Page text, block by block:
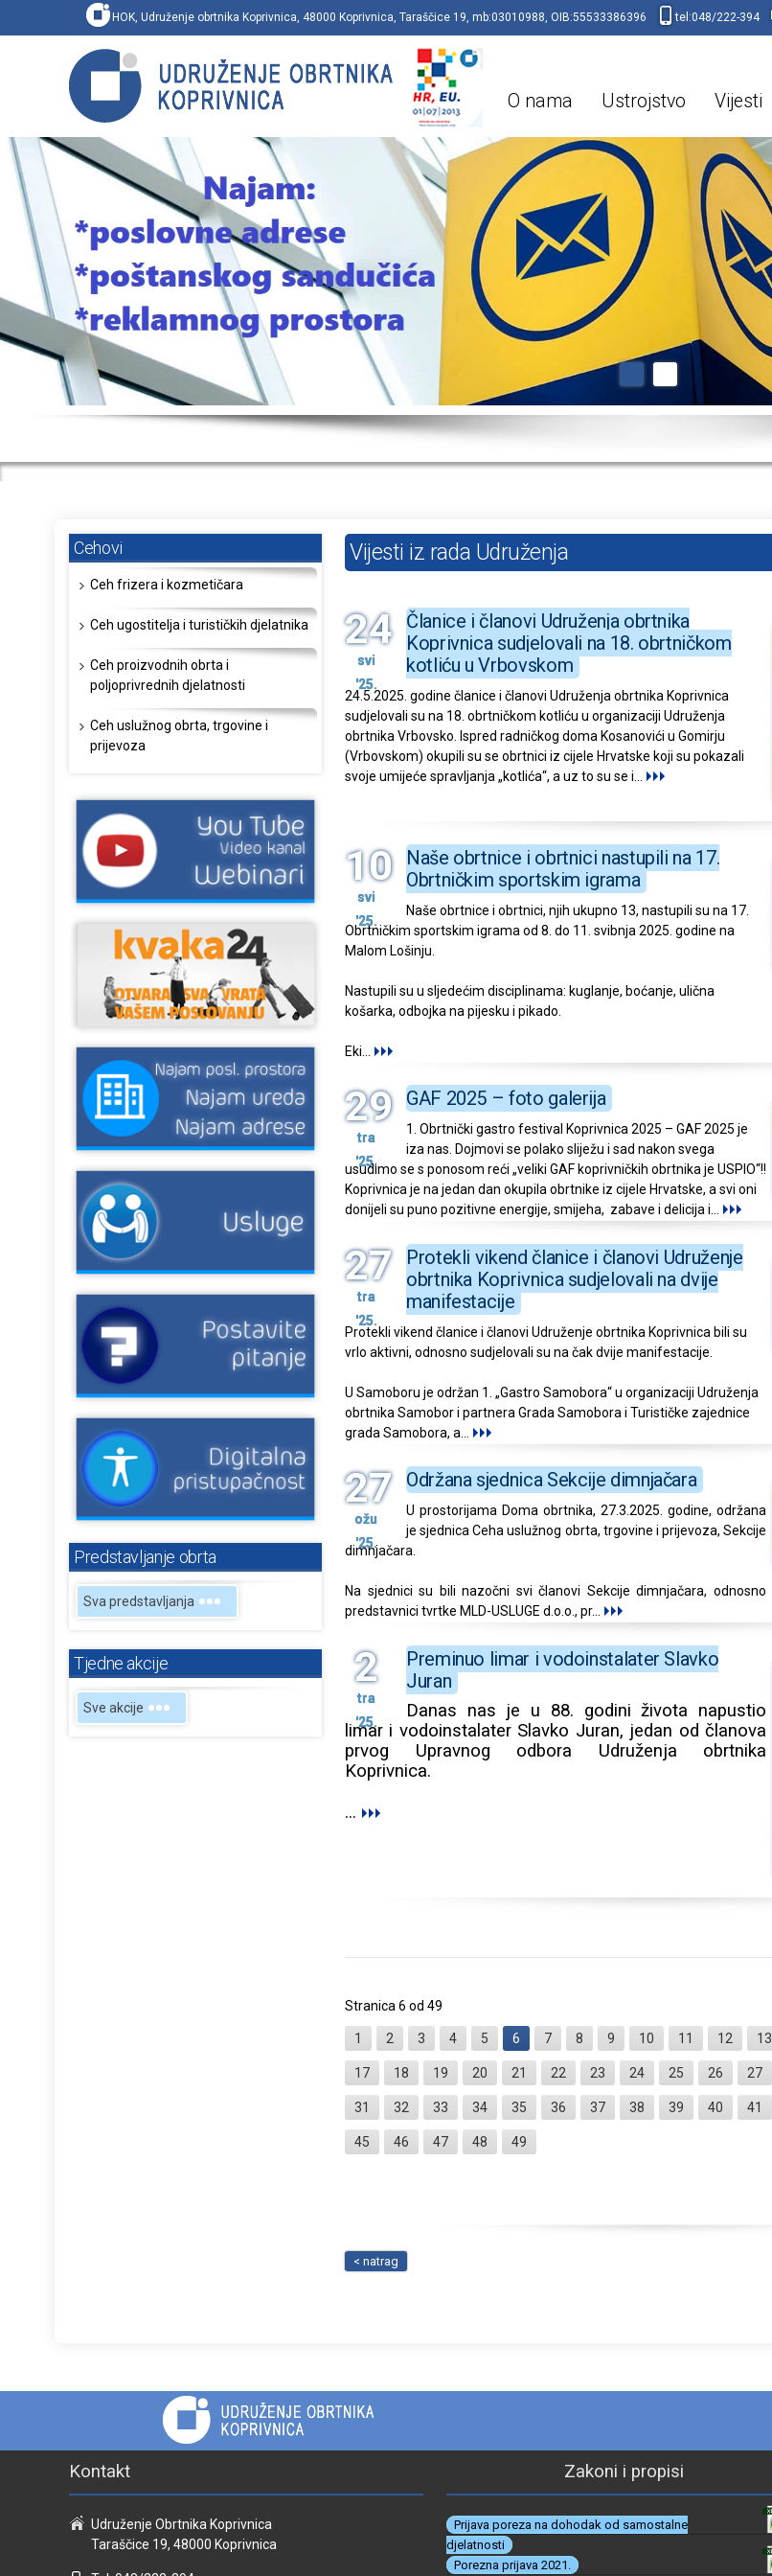
HOK, Udruženje obrtnika Koprivnica, 48000 Koprivnica, Taraščice 19, mb:03010988, OIB:55533386396 tel:048/222-394
O nama Ustrojstvo Vijesti
Cehovi
Ceh frizera i kozmetičara
Ceh ugostitelja i turističkih djelatnika
Ceh proizvodnih obrta i
poljoprivrednih djelatnosti
Ceh uslužnog obrta, trgovine i
prijevoza
Predstavljanje obrta
Sva predstavljanja
Tjedne akcije
Sve akcije
Vijesti iz rada Udruženja
24
svi
'25.
Članice i članovi Udruženja obrtnika
Koprivnica sudjelovali na 18. obrtničkom
kotliću u Vrbovskom
24.5.2025. godine članice i članovi Udruženja obrtnika Koprivnica
sudjelovali su na 18. obrtničkom kotliću u organizaciji Udruženja
obrtnika Vrbovsko. Ispred radničkog doma Kosanovići u Gomirju
(Vrbovskom) okupili su se obrtnici iz cijele Hrvatske koji su pokazali
svoje umijeće spravljanja „kotlića“, a uz to su se i...
10
svi
'25.
Naše obrtnice i obrtnici nastupili na 17.
Obrtničkim sportskim igrama
Naše obrtnice i obrtnici, njih ukupno 13, nastupili su na 17.
Obrtničkim sportskim igrama od 8. do 11. svibnja 2025. godine na
Malom Lošinju.
Nastupili su u sljedećim disciplinama: kuglanje, boćanje, ulična
košarka, odbojka na pijesku i pikado.
Eki
29
tra
'25.
GAF 2025 – foto galerija
1. Obrtnički gastro festival Koprivnica 2025 – GAF 2025 je
iza nas. Dojmovi se polako sliježu i sad nakon svega
usudimo se s ponosom reći „veliki GAF koprivničkih obrtnika je USPIO“!!
Koprivnica je na jedan dan okupila obrtnike iz cijele Hrvatske, a svi oni
donijeli su puno pozitivne energije, smijeha, zabave i delicija i...
27
tra
'25.
Protekli vikend članice i članovi Udruženje
obrtnika Koprivnica sudjelovali na dvije
manifestacije
Protekli vikend članice i članovi Udruženje obrtnika Koprivnica bili su
vrlo aktivni, odnosno sudjelovali su na čak dvije manifestacije.
U Samoboru je održan 1. „Gastro Samobora“ u organizaciji Udruženja
obrtnika Samobor i partnera Grada Samobora i Turističke zajednice
grada Samobora, a
27
ožu
'25.
Održana sjednica Sekcije dimnjačara
U prostorijama Doma obrtnika, 27.3.2025. godine, održana
je sjednica Ceha uslužnog obrta, trgovine i prijevoza, Sekcije
dimnjačara.
Na sjednici su bili nazočni svi članovi Sekcije dimnjačara, odnosno
predstavnici tvrtke MLD-USLUGE d.o.o., pr...
2
tra
'25.
Preminuo limar i vodoinstalater Slavko
Juran
Danas nas je u 88. godini života napustio
limar i vodoinstalater Slavko Juran, jedan od članova
prvog Upravnog odbora Udruženja obrtnika
Koprivnica.
...
Stranica 6 od 49
1 2 3 4 5 6 7 8 9 10 11 12 13
17 18 19 20 21 22 23 24 25 26 27
31 32 33 34 35 36 37 38 39 40 41
45 46 47 48 49
< natrag
Kontakt
Udruženje Obrtnika Koprivnica
Taraščice 19, 48000 Koprivnica
Zakoni i propisi
Prijava poreza na dohodak od samostalne
djelatnosti
Porezna prijava 2021.